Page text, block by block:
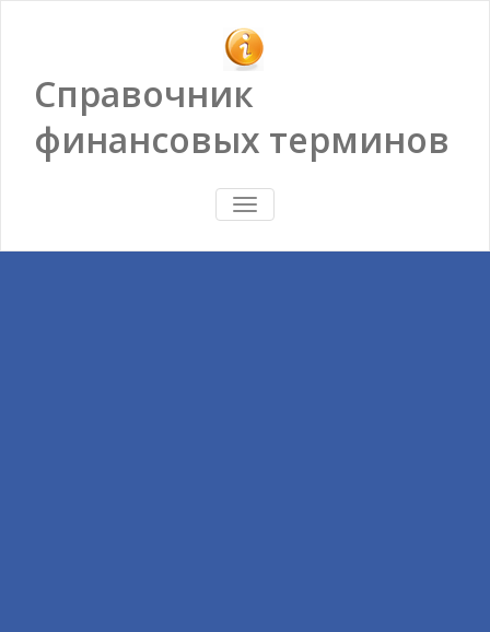
Справочник
финансовых терминов
ПОКАЗАТЬ/
СКРЫТЬ